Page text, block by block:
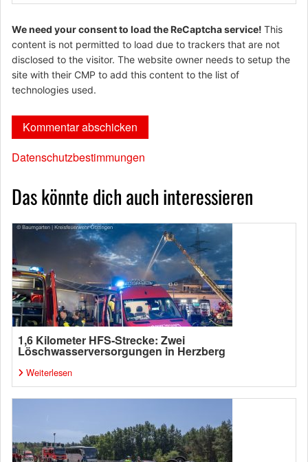
We need your consent to load the ReCaptcha service! This
content is not permitted to load due to trackers that are not
disclosed to the visitor. The website owner needs to setup the
site with their CMP to add this content to the list of
technologies used.
Datenschutzbestimmungen
Das könnte dich auch interessieren
1,6 Kilometer HFS-Strecke: Zwei
Löschwasserversorgungen in Herzberg
Weiterlesen